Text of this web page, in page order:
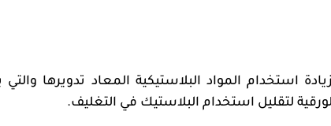
استخدام المواد البلاستيكية المعاد تدويرها والتي
لتقليل استخدام البلاستيك في التغليف.